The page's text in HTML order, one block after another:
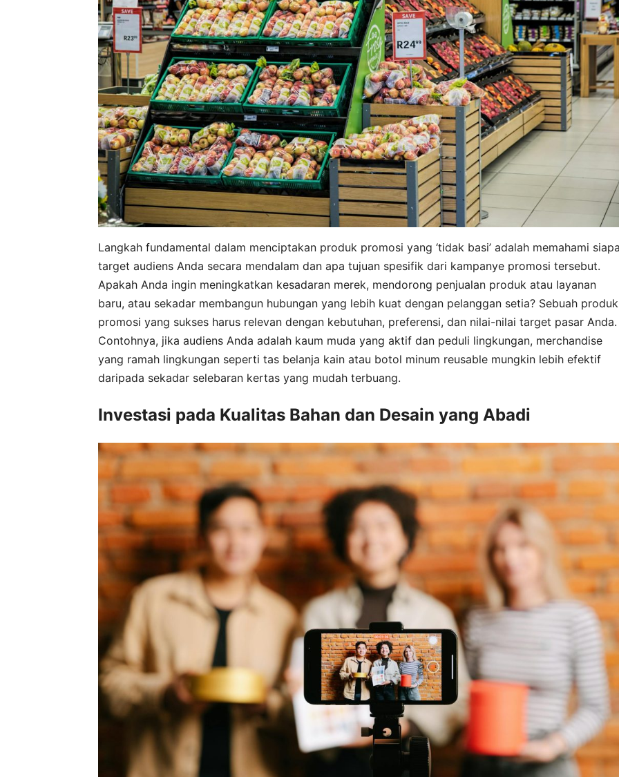
Langkah fundamental dalam menciptakan produk promosi yang ‘tidak basi’ adalah memahami
target audiens Anda secara mendalam dan apa tujuan spesifik dari kampanye promosi tersebut.
Apakah Anda ingin meningkatkan kesadaran merek, mendorong penjualan produk atau layanan
baru, atau sekadar membangun hubungan yang lebih kuat dengan pelanggan setia? Sebuah produk
promosi yang sukses harus relevan dengan kebutuhan, preferensi, dan nilai-nilai target pasar Anda.
Contohnya, jika audiens Anda adalah kaum muda yang aktif dan peduli lingkungan, merchandise
yang ramah lingkungan seperti tas belanja kain atau botol minum reusable mungkin lebih efektif
daripada sekadar selebaran kertas yang mudah terbuang.
Investasi pada Kualitas Bahan dan Desain yang Abadi